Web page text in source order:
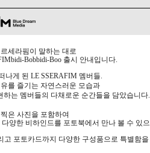
세라핌이 말하는 대로
Bobbidi-Boo 출시 안내입니다.
나게 된 LE SSERAFIM 멤버들.
를 즐기는 자연스러운 모습과
는 멤버들의 다채로운 순간들을 담았습니다.
은 사진을 포함하여
양한 비하인드를 포토북에서 만나 볼 수 있
포토카드까지 다양한 구성품으로 특별함